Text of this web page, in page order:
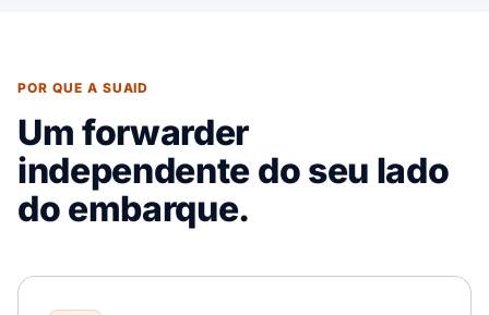
POR QUE A SUAID
Um forwarder
independente do seu lado
do embarque.